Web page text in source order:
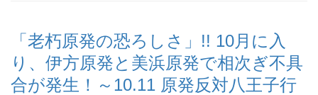
「老朽原発の恐ろしさ」!! 10月に入
り、伊方原発と美浜原発で相次ぎ不具
合が発生！～10.11 原発反対八王子行